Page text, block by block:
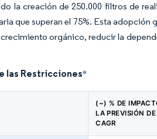
la creación de 250.000 filtros de
que superan el 75%. Esta
orgánico, reducir la
las Restricciones*
(~) % DE
LA PREVISIÓN
CAGR